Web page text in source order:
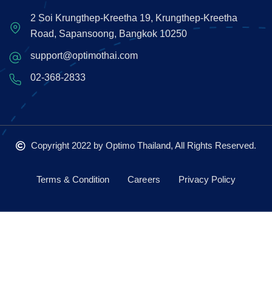
2 Soi Krungthep-Kreetha 19, Krungthep-Kreetha
Road, Sapansoong, Bangkok 10250
support@optimothai.com
02-368-2833
Copyright 2022 by Optimo Thailand, All Rights Reserved.
Terms & Condition Careers Privacy Policy